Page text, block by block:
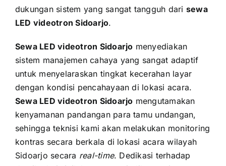
dukungan sistem yang sangat tangguh dari sewa
LED videotron Sidoarjo.
Sewa LED videotron Sidoarjo menyediakan
sistem manajemen cahaya yang sangat adaptif
untuk menyelaraskan tingkat kecerahan layar
dengan kondisi pencahayaan di lokasi acara.
Sewa LED videotron Sidoarjo mengutamakan
kenyamanan pandangan para tamu undangan,
sehingga teknisi kami akan melakukan monitoring
kontras secara berkala di lokasi acara wilayah
Sidoarjo secara real-time. Dedikasi terhadap